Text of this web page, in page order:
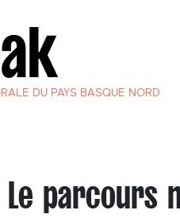
DU PAYS BASQUE NORD
Le parcours